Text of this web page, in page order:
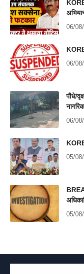
06/
06/
पौधे/
नागरिक
06/
05/
05/